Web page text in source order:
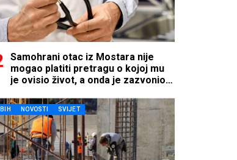
Samohrani otac iz Mostara nije
mogao platiti pretragu o kojoj mu
je ovisio život, a onda je zazvonio
BIH NOVOSTI SVIJET